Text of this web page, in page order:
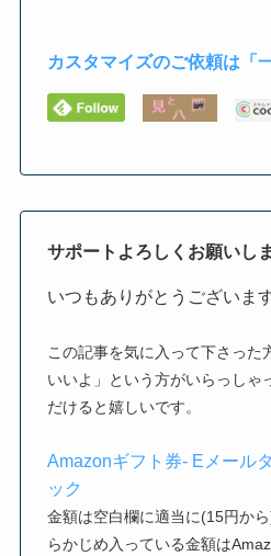
カスタマイズのご依頼は「
サポートよろしくお願いし
いつもありがとうございます
この記事を気に入って下さった
いいよ」という方がいらっしゃ
だけると嬉しいです。
Amazonギフト券- Eメール
ック
金額は空白欄に適当に(15円から
らかじめ入っている金額は